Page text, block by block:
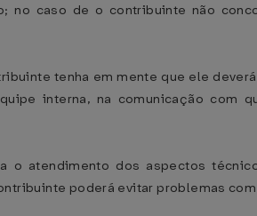
no caso de o contribuinte não
tenha em mente que ele
interna, na comunicação com
o atendimento dos aspectos
poderá evitar problemas